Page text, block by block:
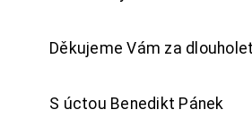
Děkujeme Vám za
S úctou Benedikt Pánek